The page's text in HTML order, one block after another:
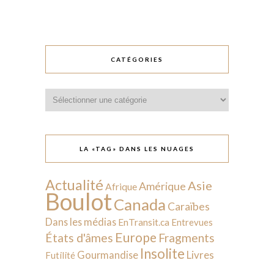
CATÉGORIES
LA «TAG» DANS LES NUAGES
Actualité AfriqueAmérique Asie
BoulotCanada Caraïbes
Dans les médias EnTransit.ca Entrevues
États d'âmes Europe Fragments
Futilité Gourmandise Insolite Livres